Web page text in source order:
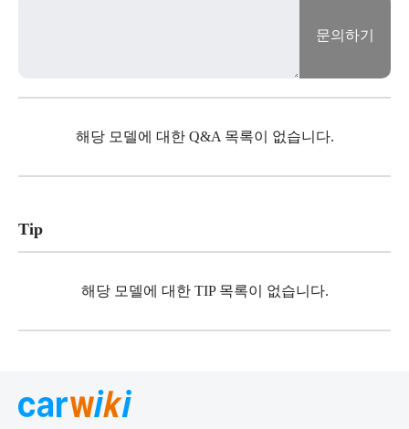
문의하기
해당 모델에 대한 Q&A 목록이 없습니다.
Tip
해당 모델에 대한 TIP 목록이 없습니다.